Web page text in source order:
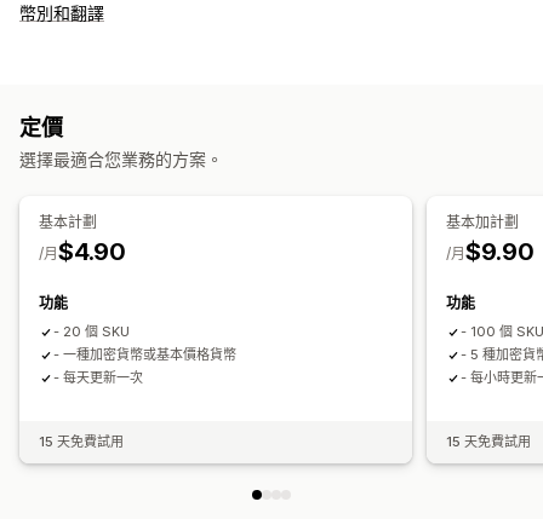
幣別和翻譯
定價
選擇最適合您業務的方案。
基本計劃
$4.90
/月
功能
- 20 個 SKU
- 一種加密貨幣或基本價格貨幣
- 每天更新一次
15 天免費試用
基本加計劃
$9.90
/月
功能
- 100 個
- 5 種加密貨
- 每小時更新
15 天免費試用